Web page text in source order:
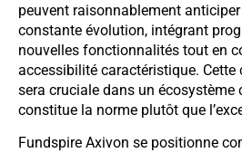
peuvent raisonnablement
constante évolution, intégrant
nouvelles fonctionnalités tout en
accessibilité caractéristique. Cette
sera cruciale dans un écosystème
constitue la norme plutôt que
Fundspire Axivon se positionne